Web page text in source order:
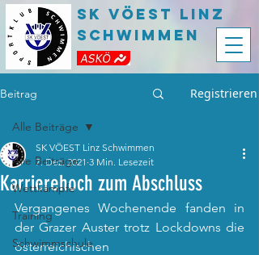
SK VÖEST LInz
Schwimmen
Beitrag Registrieren
Alle Beiträge
Wettkämpfe
Training
Schwimmschule
Alle Beiträge
Karrierehoch zum Abschluss
SK VÖEST Linz Schwimmen
7. Dez. 2021 3 Min. Lesezeit
Vergangenes Wochenende fanden in
der Grazer Auster trotz Lockdowns die
österreichischen